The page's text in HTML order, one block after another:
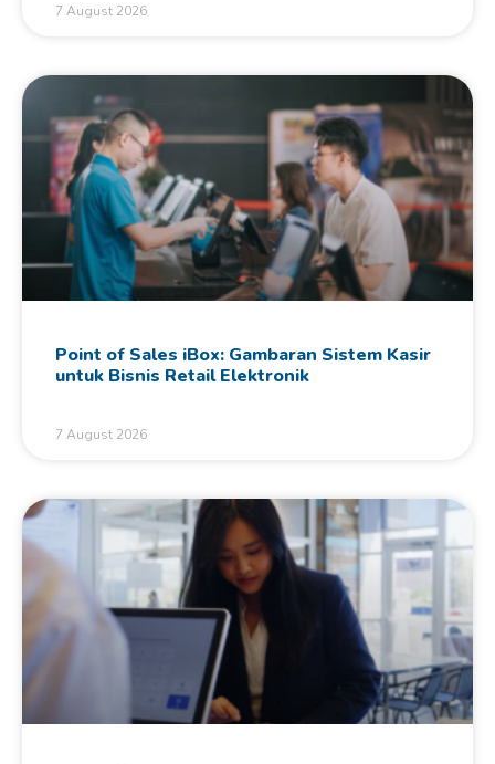
7 August 2026
Point of Sales iBox: Gambaran Sistem Kasir
untuk Bisnis Retail Elektronik
7 August 2026